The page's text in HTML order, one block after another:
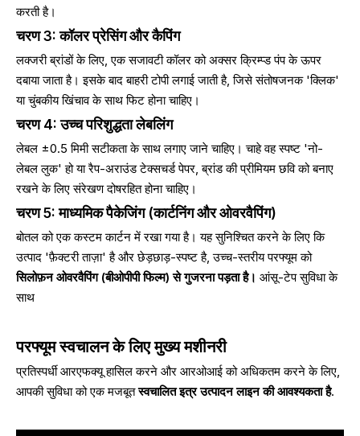
करती है।
चरण 3: कॉलर प्रेसिंग और कैपिंग
लक्जरी ब्रांडों के लिए, एक सजावटी कॉलर को अक्सर क्रिम्प्ड पंप के ऊपर
दबाया जाता है। इसके बाद बाहरी टोपी लगाई जाती है, जिसे संतोषजनक 'क्लिक'
या चुंबकीय खिंचाव के साथ फिट होना चाहिए।
चरण 4: उच्च परिशुद्धता लेबलिंग
लेबल ±0.5 मिमी सटीकता के साथ लगाए जाने चाहिए। चाहे वह स्पष्ट 'नो-
लेबल लुक' हो या रैप-अराउंड टेक्सचर्ड पेपर, ब्रांड की प्रीमियम छवि को बनाए
रखने के लिए संरेखण दोषरहित होना चाहिए।
चरण 5: माध्यमिक पैकेजिंग (कार्टनिंग और ओवरवैपिंग)
बोतल को एक कस्टम कार्टन में रखा गया है। यह सुनिश्चित करने के लिए कि
उत्पाद 'फ़ैक्टरी ताज़ा' है और छेड़छाड़-स्पष्ट है, उच्च-स्तरीय परफ्यूम को
सिलोफ़न ओवरवैपिंग (बीओपीपी फिल्म) से गुजरना पड़ता है। आंसू-टेप सुविधा के
साथ
परफ्यूम स्वचालन के लिए मुख्य मशीनरी
प्रतिस्पर्धी आरएफक्यू हासिल करने और आरओआई को अधिकतम करने के लिए,
आपकी सुविधा को एक मजबूतस्वचालित इत्र उत्पादन लाइन की आवश्यकता है.